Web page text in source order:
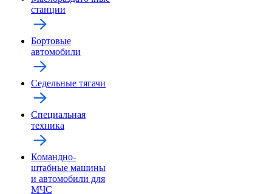
станции
Бортовые
автомобили
Седельные тягачи
Специальная
техника
Командно-
штабные машины
и автомобили для
МЧС